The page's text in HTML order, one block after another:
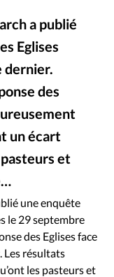
religieuse
Religions
a publié
Eglises
dernier.
des
un écart
et
une enquête
le 29 septembre
des Eglises face
Les résultats
les pasteurs et